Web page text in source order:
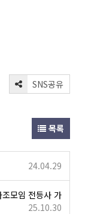
SNS공유
목록
24.04.29
모임 전등사 가
25.10.30